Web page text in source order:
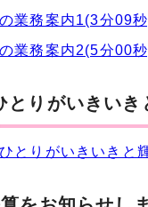
業務案内1(3分09
業務案内2(5分00
りがいきいき
とりがいきいきと